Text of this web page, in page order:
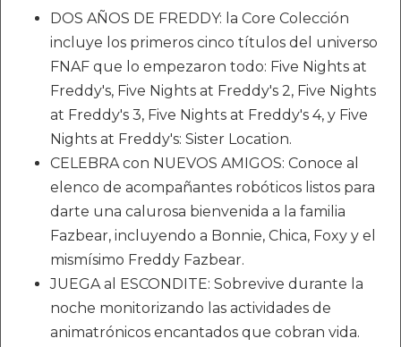
DOS AÑOS DE FREDDY: la Core Colección
incluye los primeros cinco títulos del universo
FNAF que lo empezaron todo: Five Nights at
Freddy's, Five Nights at Freddy's 2, Five Nights
at Freddy's 3, Five Nights at Freddy's 4, y Five
Nights at Freddy's: Sister Location.
CELEBRA con NUEVOS AMIGOS: Conoce al
elenco de acompañantes robóticos listos para
darte una calurosa bienvenida a la familia
Fazbear, incluyendo a Bonnie, Chica, Foxy y el
mismísimo Freddy Fazbear.
JUEGA al ESCONDITE: Sobrevive durante la
noche monitorizando las actividades de
animatrónicos encantados que cobran vida.